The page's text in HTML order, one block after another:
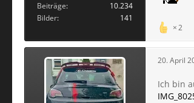
Beiträge
10.234
Bilder
141
2
20. April
Ich bin